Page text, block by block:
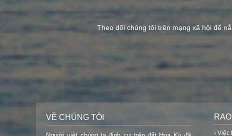
Theo dõi chúng tôi trên mạng xã hội để
VỀ CHÚNG TÔI
› Việc